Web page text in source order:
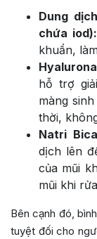
Dung
chứa iod):
khuẩn,
hỗ trợ
màng
thời,
Natri
dịch lên
của mũi
mũi khi
Bên cạnh đó,
tuyệt đối cho